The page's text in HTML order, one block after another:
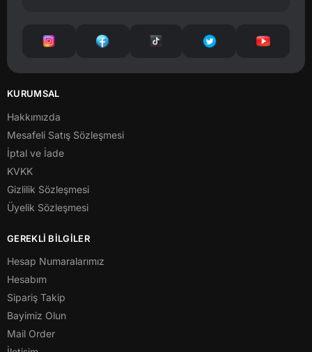
KURUMSAL
Hakkımızda
Mesafeli Satış Sözleşmesi
İptal ve İade
KVKK
Gizlilik Sözleşmesi
Üyelik Sözleşmesi
GEREKLİ BİLGİLER
Hesap Numaralarımız
Hesabım
Sipariş Takip
Bayimiz Olun
Mail Order